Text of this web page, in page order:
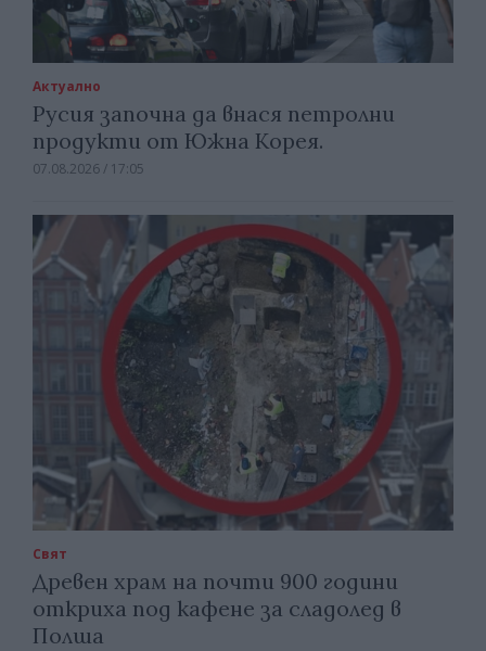
Актуално
Русия започна да внася петролни
продукти от Южна Корея.
07.08.2026 / 17:05
Свят
Древен храм на почти 900 години
откриха под кафене за сладолед в
Полша